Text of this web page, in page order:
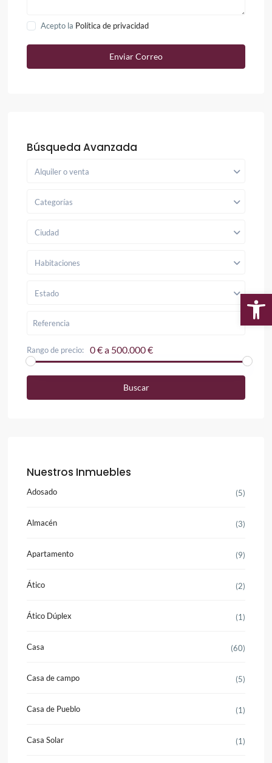
Acepto la Política de privacidad
Búsqueda Avanzada
Alquiler o venta
Categorías
Ciudad
Habitaciones
Estado
Rango de precio: 0 € a 500.000 €
Buscar
Nuestros Inmuebles
Adosado (5)
Almacén (3)
Apartamento (9)
Ático (2)
Ático Dúplex (1)
Casa (60)
Casa de campo (5)
Casa de Pueblo (1)
Casa Solar (1)